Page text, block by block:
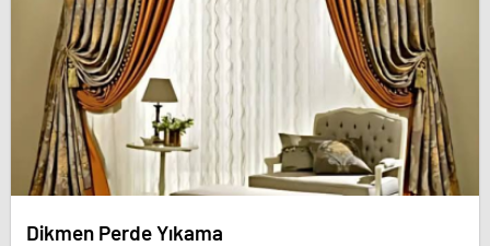
Dikmen Perde Yıkama